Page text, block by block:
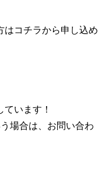
はコチラから申し込め
います！
場合は、お問い合わ